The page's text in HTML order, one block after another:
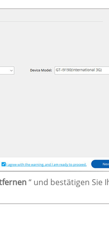
“ und bestätigen Sie